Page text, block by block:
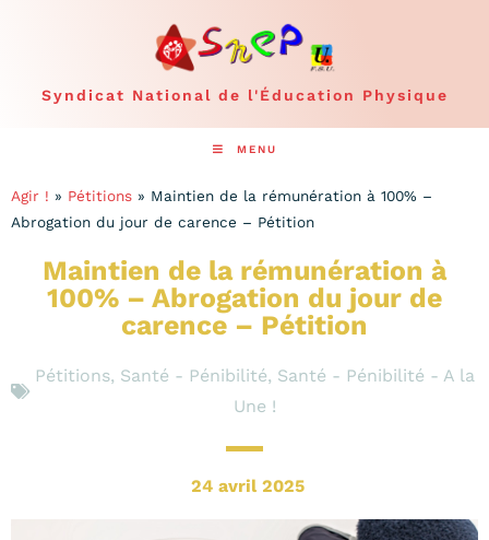
Syndicat National de l'Éducation Physique
MENU
Agir ! » Pétitions » Maintien de la rémunération à 100% –
Abrogation du jour de carence – Pétition
Maintien de la rémunération à
100% – Abrogation du jour de
carence – Pétition
Pétitions, Santé - Pénibilité, Santé - Pénibilité - A la
Une !
24 avril 2025